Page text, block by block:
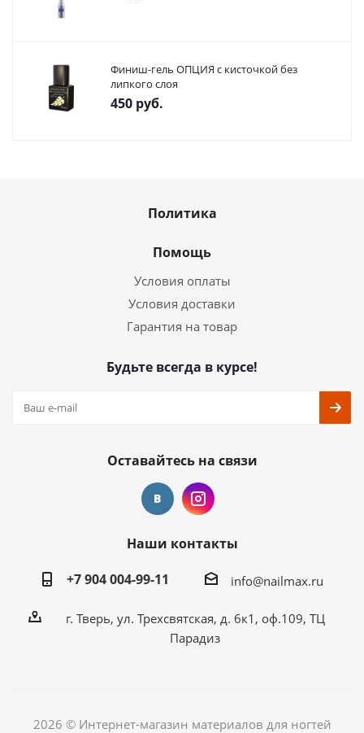
Финиш-гель ОПЦИЯ с кисточкой без
липкого слоя
450 руб.
Политика
Помощь
Условия оплаты
Условия доставки
Гарантия на товар
Будьте всегда в курсе!
Оставайтесь на связи
Наши контакты
+7 904 004-99-11
info@nailmax.ru
г. Тверь, ул. Трехсвятская, д. 6к1, оф.109, ТЦ
Парадиз
2026 © Интернет-магазин материалов для ногтей